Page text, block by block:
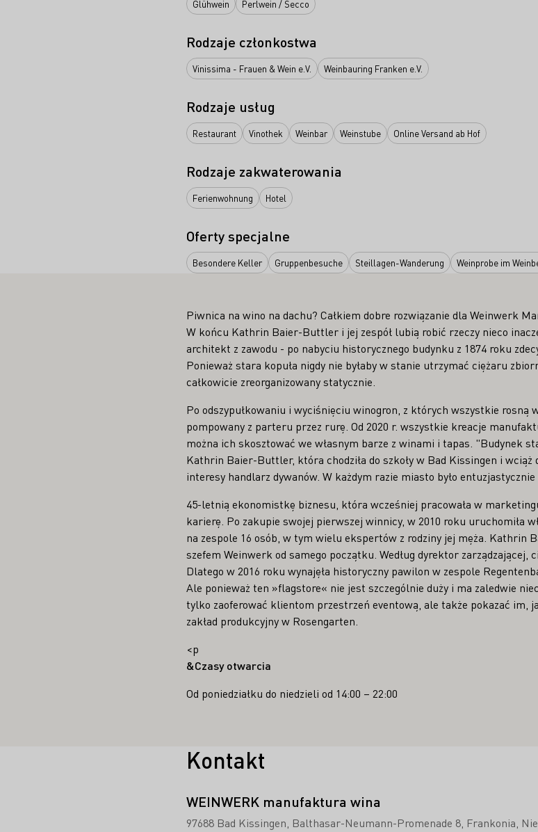
Glühwein Perlwein / Secco
Rodzaje członkostwa
Vinissima - Frauen & Wein e.V. Weinbauring Franken e.V.
Rodzaje usług
Restaurant Vinothek Weinbar Weinstube Online Versand ab Hof
Rodzaje zakwaterowania
Ferienwohnung Hotel
Oferty specjalne
Besondere Keller Gruppenbesuche Steillagen-Wanderung Weinprobe im
Piwnica na wino na dachu? Całkiem dobre rozwiązanie dla Weinwerk
W końcu Kathrin Baier-Buttler i jej zespół lubią robić rzeczy nieco
architekt z zawodu - po nabyciu historycznego budynku z 1874 roku
Ponieważ stara kopuła nigdy nie byłaby w stanie utrzymać ciężaru
całkowicie zreorganizowany statycznie.
Po odszypułkowaniu i wyciśnięciu winogron, z których wszystkie rosną
pompowany z parteru przez rurę. Od 2020 r. wszystkie kreacje
można ich skosztować we własnym barze z winami i tapas. "Budynek
Kathrin Baier-Buttler, która chodziła do szkoły w Bad Kissingen i wciąż
interesy handlarz dywanów. W każdym razie miasto było
45-letnią ekonomistkę biznesu, która wcześniej pracowała w
karierę. Po zakupie swojej pierwszej winnicy, w 2010 roku uruchomiła
na zespole 16 osób, w tym wielu ekspertów z rodziny jej męża.
szefem Weinwerk od samego początku. Według dyrektor zarządzającej,
Dlatego w 2016 roku wynajęła historyczny pawilon w zespole
Ale ponieważ ten »flagstore« nie jest szczególnie duży i ma zaledwie
tylko zaoferować klientom przestrzeń eventową, ale także pokazać im,
zakład produkcyjny w Rosengarten.
<p
&Czasy otwarcia
Od poniedziałku do niedzieli od 14:00 – 22:00
Kontakt
WEINWERK manufaktura wina
97688 Bad Kissingen Balthasar-Neumann-Promenade 8 Frankonia